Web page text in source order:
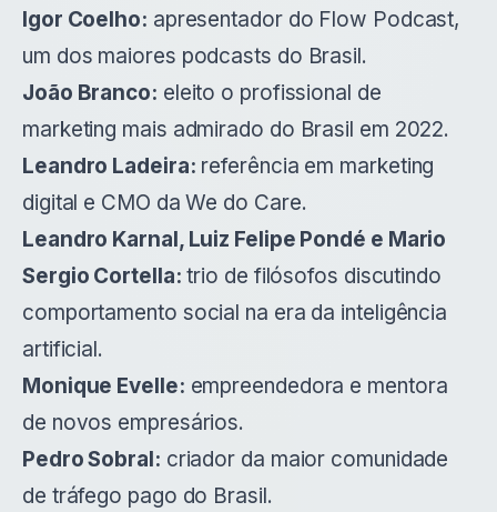
Igor Coelho: apresentador do Flow Podcast,
um dos maiores podcasts do Brasil.
João Branco: eleito o profissional de
marketing mais admirado do Brasil em 2022.
Leandro Ladeira: referência em marketing
digital e CMO da We do Care.
Leandro Karnal, Luiz Felipe Pondé e Mario
Sergio Cortella: trio de filósofos discutindo
comportamento social na era da inteligência
artificial.
Monique Evelle: empreendedora e mentora
de novos empresários.
Pedro Sobral: criador da maior comunidade
de tráfego pago do Brasil.